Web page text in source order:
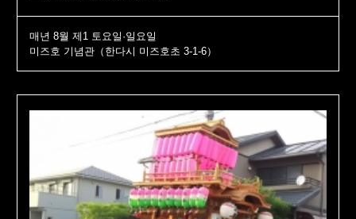
매년 8월 제1 토요일·일요일
미즈호 기념관（한다시 미즈호초 3-1-6）